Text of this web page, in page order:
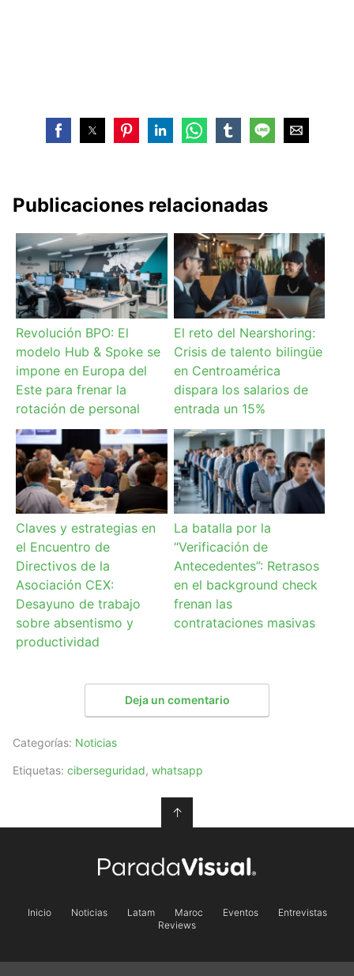
Publicaciones relacionadas
Revolución BPO: El
modelo Hub & Spoke se
impone en Europa del
Este para frenar la
rotación de personal
El reto del Nearshoring:
Crisis de talento bilingüe
en Centroamérica
dispara los salarios de
entrada un 15%
Claves y estrategias en
el Encuentro de
Directivos de la
Asociación CEX:
Desayuno de trabajo
sobre absentismo y
productividad
La batalla por la
“Verificación de
Antecedentes”: Retrasos
en el background check
frenan las
contrataciones masivas
Deja un comentario
Categorías: Noticias
Etiquetas: ciberseguridad, whatsapp
↑
Inicio Noticias Latam Maroc Eventos
Entrevistas
Reviews